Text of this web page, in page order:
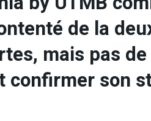
de la
mais pas
son